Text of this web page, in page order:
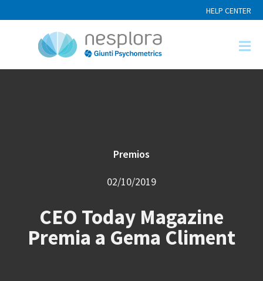
HELP CENTER
Premios
02/10/2019
CEO Today Magazine
Premia a Gema Climent